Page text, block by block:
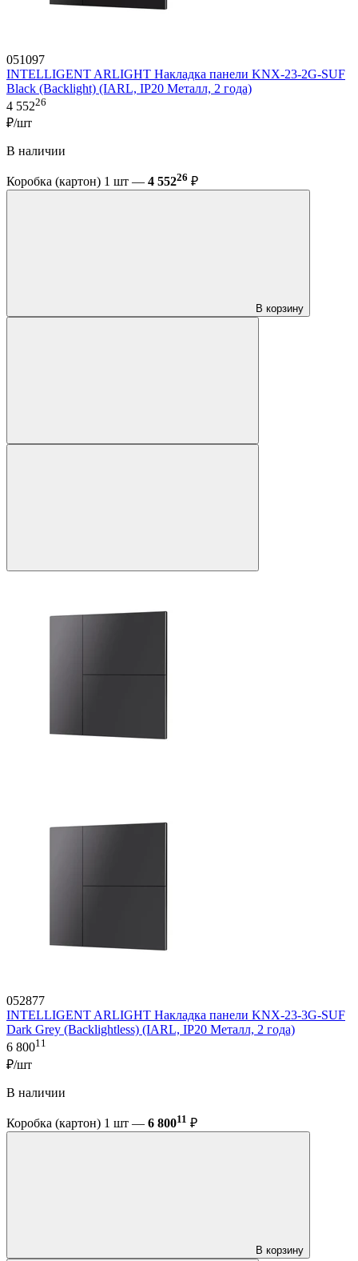
051097
INTELLIGENT ARLIGHT Накладка панели KNX-23-2G-SUF
Black (Backlight) (IARL, IP20 Металл, 2 года)
4 55226
₽/шт
В наличии
Коробка (картон) 1 шт — 4 55226 ₽
В корзину
052877
INTELLIGENT ARLIGHT Накладка панели KNX-23-3G-SUF
Dark Grey (Backlightless) (IARL, IP20 Металл, 2 года)
6 80011
₽/шт
В наличии
Коробка (картон) 1 шт — 6 80011 ₽
В корзину